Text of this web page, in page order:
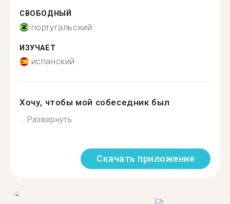
СВОБОДНЫЙ
португальский
ИЗУЧАЕТ
испанский
Хочу, чтобы мой собеседник был
...Развернуть
Скачать приложение